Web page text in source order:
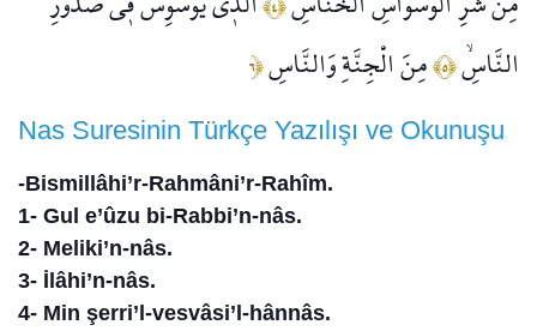
النَّاسِۙ﴿٥﴾ مِنَ الْجِنَّةِ وَالنَّاسِ﴿٦
Nas Suresinin Türkçe Yazılışı ve Okunuşu
-Bismillâhi’r-Rahmâni’r-Rahîm.
1- Gul e’ûzu bi-Rabbi’n-nâs.
2- Meliki’n-nâs.
3- İlâhi’n-nâs.
4- Min şerri’l-vesvâsi’l-hânnâs.